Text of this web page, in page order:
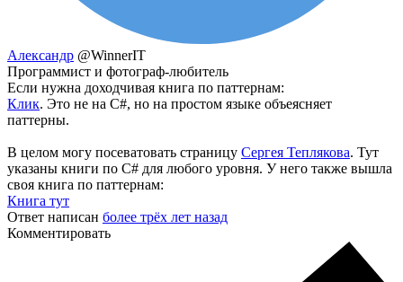
Aлександр @WinnerIT
Программист и фотограф-любитель
Если нужна доходчивая книга по паттернам:
Клик. Это не на C#, но на простом языке объеясняет
паттерны.
В целом могу посеватовать страницу Сергея Теплякова. Тут
указаны книги по С# для любого уровня. У него также вышла
своя книга по паттернам:
Книга тут
Ответ написан более трёх лет назад
Комментировать